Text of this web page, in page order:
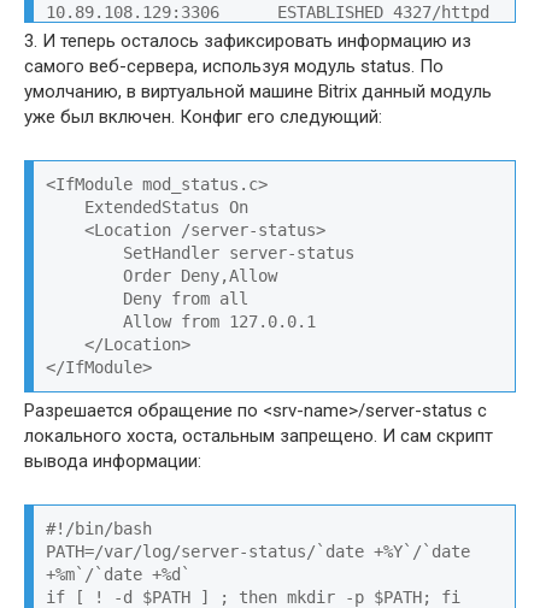
10.89.108.129:3306      ESTABLISHED 4327/httpd
tcp        0      0 127.0.0.1:8888
127.0.0.1:58512         ESTABLISHED 4316/httpd
tcp        0      0 10.89.108.132:52208
10.89.108.129:3306      ESTABLISHED 4282/httpd
tcp        0      0 127.0.0.1:58504
127.0.0.1:1230          ESTABLISHED 4316/httpd
tcp        0      0 10.89.108.132:51298
10.89.108.129:3306      ESTABLISHED 4316/httpd
3. И теперь осталось зафиксировать информацию из
самого веб-сервера, используя модуль status. По
умолчанию, в виртуальной машине Bitrix данный модуль
уже был включен. Конфиг его следующий:
<IfModule mod_status.c>
</IfModule>
Разрешается обращение по <srv-name>/server-status с
локального хоста, остальным запрещено. И сам скрипт
вывода информации:
#!/bin/bash
PATH=/var/log/server-status/`date +%Y`/`date
+%m`/`date +%d`
if [ ! -d $PATH ] ; then mkdir -p $PATH; fi